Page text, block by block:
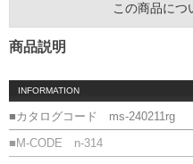
この商品につ
商品説明
INFORMATION
■カタログコード ms-240211rg
■M-CODE n-314